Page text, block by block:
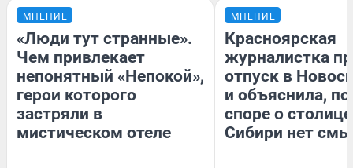
МНЕНИЕ
«Люди тут странные».
Чем привлекает
непонятный «Непокой»,
герои которого
застряли в
мистическом отеле
МНЕНИЕ
Красноярская
журналистка
отпуск в
и объяснила,
споре о столице
Сибири нет